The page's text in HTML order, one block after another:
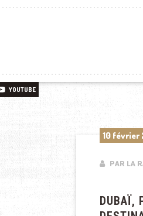
YOUTUBE
10 février
PAR LA
DUBAÏ,